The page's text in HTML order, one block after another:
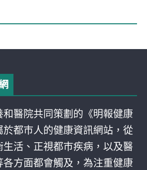
和醫院共同策劃的《明報健康
於都巿人的健康資訊網站，從
生活、正視都巿疾病，以及醫
各方面都會觸及，為注重健康